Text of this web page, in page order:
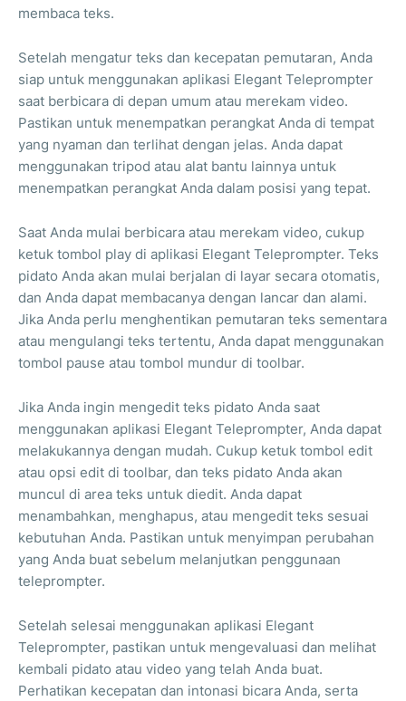
membaca teks.
Setelah mengatur teks dan kecepatan pemutaran, Anda
siap untuk menggunakan aplikasi Elegant Teleprompter
saat berbicara di depan umum atau merekam video.
Pastikan untuk menempatkan perangkat Anda di tempat
yang nyaman dan terlihat dengan jelas. Anda dapat
menggunakan tripod atau alat bantu lainnya untuk
menempatkan perangkat Anda dalam posisi yang tepat.
Saat Anda mulai berbicara atau merekam video, cukup
ketuk tombol play di aplikasi Elegant Teleprompter. Teks
pidato Anda akan mulai berjalan di layar secara otomatis,
dan Anda dapat membacanya dengan lancar dan alami.
Jika Anda perlu menghentikan pemutaran teks sementara
atau mengulangi teks tertentu, Anda dapat menggunakan
tombol pause atau tombol mundur di toolbar.
Jika Anda ingin mengedit teks pidato Anda saat
menggunakan aplikasi Elegant Teleprompter, Anda dapat
melakukannya dengan mudah. Cukup ketuk tombol edit
atau opsi edit di toolbar, dan teks pidato Anda akan
muncul di area teks untuk diedit. Anda dapat
menambahkan, menghapus, atau mengedit teks sesuai
kebutuhan Anda. Pastikan untuk menyimpan perubahan
yang Anda buat sebelum melanjutkan penggunaan
teleprompter.
Setelah selesai menggunakan aplikasi Elegant
Teleprompter, pastikan untuk mengevaluasi dan melihat
kembali pidato atau video yang telah Anda buat.
Perhatikan kecepatan dan intonasi bicara Anda, serta